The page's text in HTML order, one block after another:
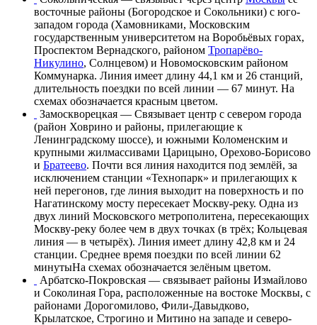
восточные районы (Богородское и Сокольники) с юго-
западом города (Хамовниками, Московским
государственным университетом на Воробьёвых горах,
Проспектом Вернадского, районом Тропарёво-
Никулино, Солнцевом) и Новомосковским районом
Коммунарка. Линия имеет длину 44,1 км и 26 станций,
длительность поездки по всей линии — 67 минут. На
схемах обозначается красным цветом.
Замоскворецкая — Связывает центр с севером города
(район Ховрино и районы, прилегающие к
Ленинградскому шоссе), и южными Коломенским и
крупными жилмассивами Царицыно, Орехово-Борисово
и Братеево. Почти вся линия находится под землёй, за
исключением станции «Технопарк» и прилегающих к
ней перегонов, где линия выходит на поверхность и по
Нагатинскому мосту пересекает Москву-реку. Одна из
двух линий Московского метрополитена, пересекающих
Москву-реку более чем в двух точках (в трёх; Кольцевая
линия — в четырёх). Линия имеет длину 42,8 км и 24
станции. Среднее время поездки по всей линии 62
минутыНа схемах обозначается зелёным цветом.
Арбатско-Покровская — связывает районы Измайлово
и Соколиная Гора, расположенные на востоке Москвы, с
районами Дорогомилово, Фили-Давыдково,
Крылатское, Строгино и Митино на западе и северо-